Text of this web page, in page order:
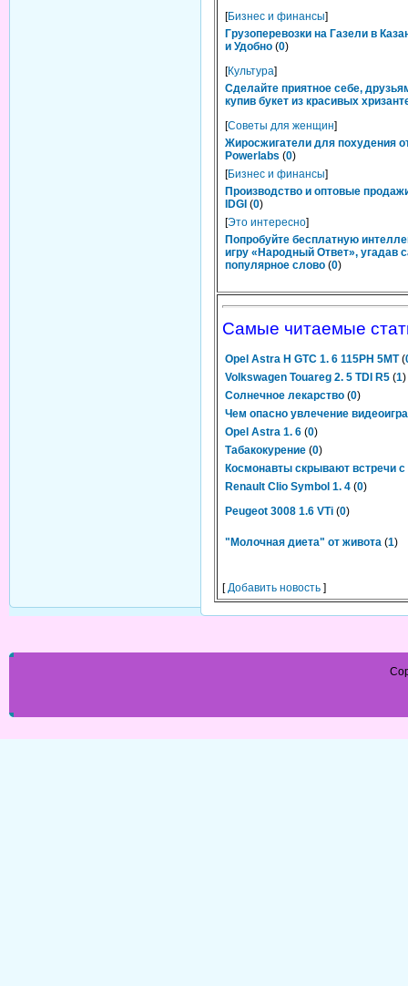
[Бизнес и финансы]
Грузоперевозки на Газели в
и Удобно (0)
[Культура]
Сделайте приятное себе,
купив букет из красивых
[Советы для женщин]
Жиросжигатели для похудения
Powerlabs (0)
[Бизнес и финансы]
Производство и оптовые
IDGI (0)
[Это интересно]
Попробуйте бесплатную
игру «Народный Ответ», угадав
популярное слово (0)
Самые читаемые
Opel Astra H GTC 1. 6 115PH 5MT (
Volkswagen Touareg 2. 5 TDI R5 (1)
Солнечное лекарство (0)
Чем опасно увлечение
Opel Astra 1. 6 (0)
Табакокурение (0)
Космонавты скрывают встречи
Renault Clio Symbol 1. 4 (0)
Peugeot 3008 1.6 VTi (0)
"Молочная диета" от живота (1)
[Добавить новость ]